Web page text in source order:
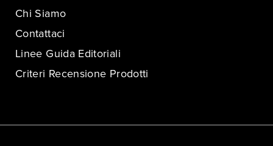
Chi Siamo
Contattaci
Linee Guida Editoriali
Criteri Recensione Prodotti